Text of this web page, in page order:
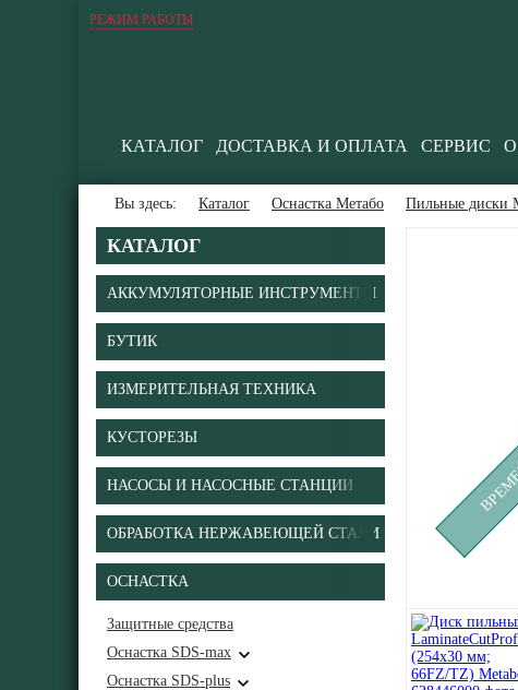
РЕЖИМ РАБОТЫ
КАТАЛОГ ДОСТАВКА И ОПЛАТА СЕРВИС
Вы здесь: Каталог Оснастка Метабо Пильные диски
КАТАЛОГ
АККУМУЛЯТОРНЫЕ ИНСТРУМЕНТЫ
БУТИК
ИЗМЕРИТЕЛЬНАЯ ТЕХНИКА
КУСТОРЕЗЫ
НАСОСЫ И НАСОСНЫЕ СТАНЦИИ
ОБРАБОТКА НЕРЖАВЕЮЩЕЙ СТАЛИ
ОСНАСТКА
Защитные средства
Оснастка SDS-max
Оснастка SDS-plus